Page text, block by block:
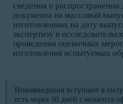
сведения о распространении
документа на массовый
изготовленных на дату
экспертизу в
проведения оценочных
изготовления испытуемых
Нововведения вступают в
есть через 30 дней с момента